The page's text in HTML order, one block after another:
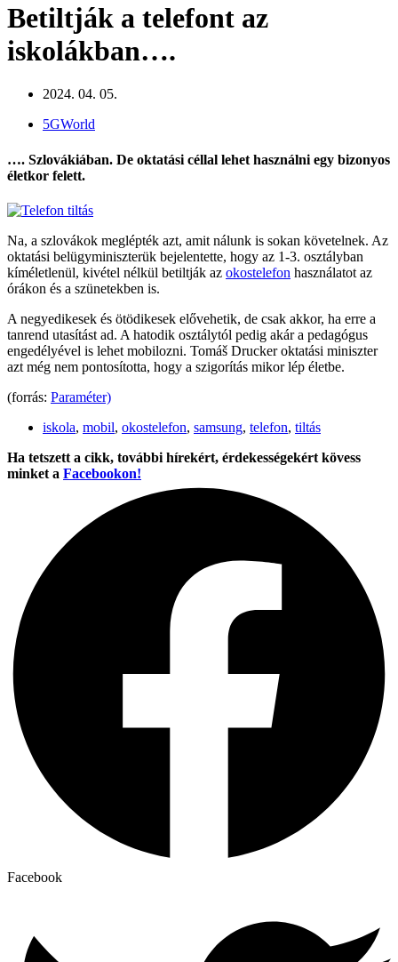
Betiltják a telefont az
iskolákban….
2024. 04. 05.
5GWorld
…. Szlovákiában. De oktatási céllal lehet használni egy bizonyos
életkor felett.
Na, a szlovákok meglépték azt, amit nálunk is sokan követelnek. Az
oktatási belügyminiszterük bejelentette, hogy az 1-3. osztályban
kíméletlenül, kivétel nélkül betiltják az okostelefon használatot az
órákon és a szünetekben is.
A negyedikesek és ötödikesek elővehetik, de csak akkor, ha erre a
tanrend utasítást ad. A hatodik osztálytól pedig akár a pedagógus
engedélyével is lehet mobilozni. Tomáš Drucker oktatási miniszter
azt még nem pontosította, hogy a szigorítás mikor lép életbe.
(forrás: Paraméter)
iskola, mobil, okostelefon, samsung, telefon, tiltás
Ha tetszett a cikk, további hírekért, érdekességekért kövess
minket a Facebookon!
Facebook